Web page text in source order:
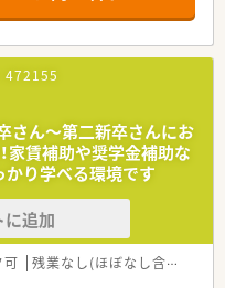
適性を含め最終決定いたしま
薬局でともに成長をつづけた
い方！
！
中心に、全都道府県に約700
472155
さん～第二新卒さんにお
家賃補助や奨学金補助な
り学べる環境です
に追加
可 残業なし(ほぼなし含む)